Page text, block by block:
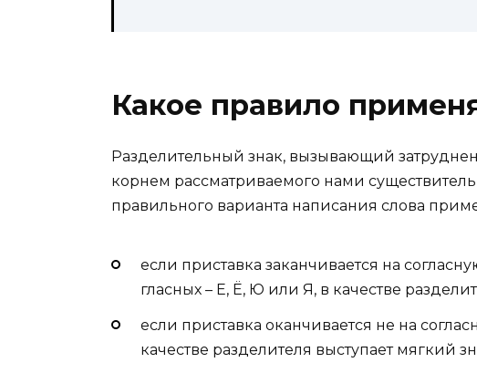
Какое правило
Разделительный знак, вызывающий
корнем рассматриваемого нами
правильного варианта написания слова
если приставка заканчивается на
гласных – Е, Ё, Ю или Я, в качестве
если приставка оканчивается не на
качестве разделителя выступает мягкий